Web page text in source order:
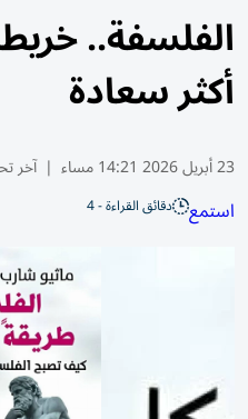
الفلسفة..
أكثر سعادة
23 أبريل 2026 14:21 مساء | آخر
استمع دقائق القراءة - 4